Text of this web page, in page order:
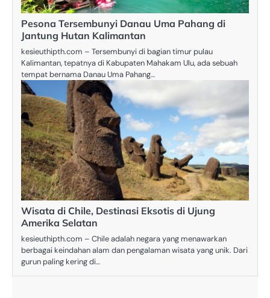
Pesona Tersembunyi Danau Uma Pahang di
Jantung Hutan Kalimantan
kesieuthipth.com – Tersembunyi di bagian timur pulau
Kalimantan, tepatnya di Kabupaten Mahakam Ulu, ada sebuah
tempat bernama Danau Uma Pahang…
Wisata di Chile, Destinasi Eksotis di Ujung
Amerika Selatan
kesieuthipth.com – Chile adalah negara yang menawarkan
berbagai keindahan alam dan pengalaman wisata yang unik. Dari
gurun paling kering di…